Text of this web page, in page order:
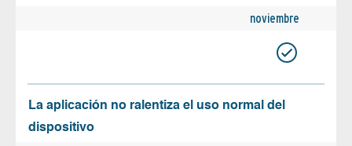
noviembre
La aplicación no ralentiza el uso normal del
dispositivo